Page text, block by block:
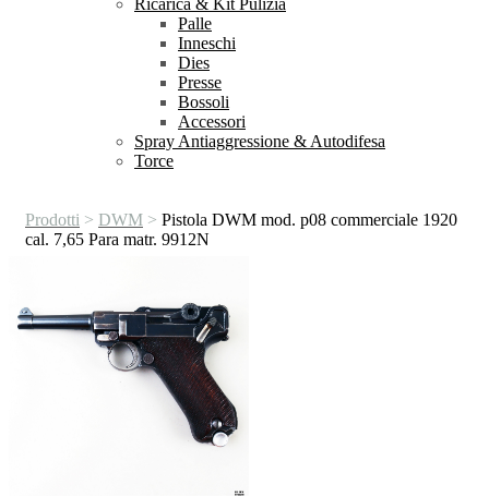
Ricarica & Kit Pulizia
Palle
Inneschi
Dies
Presse
Bossoli
Accessori
Spray Antiaggressione & Autodifesa
Torce
Prodotti > DWM > Pistola DWM mod. p08 commerciale 1920
cal. 7,65 Para matr. 9912N